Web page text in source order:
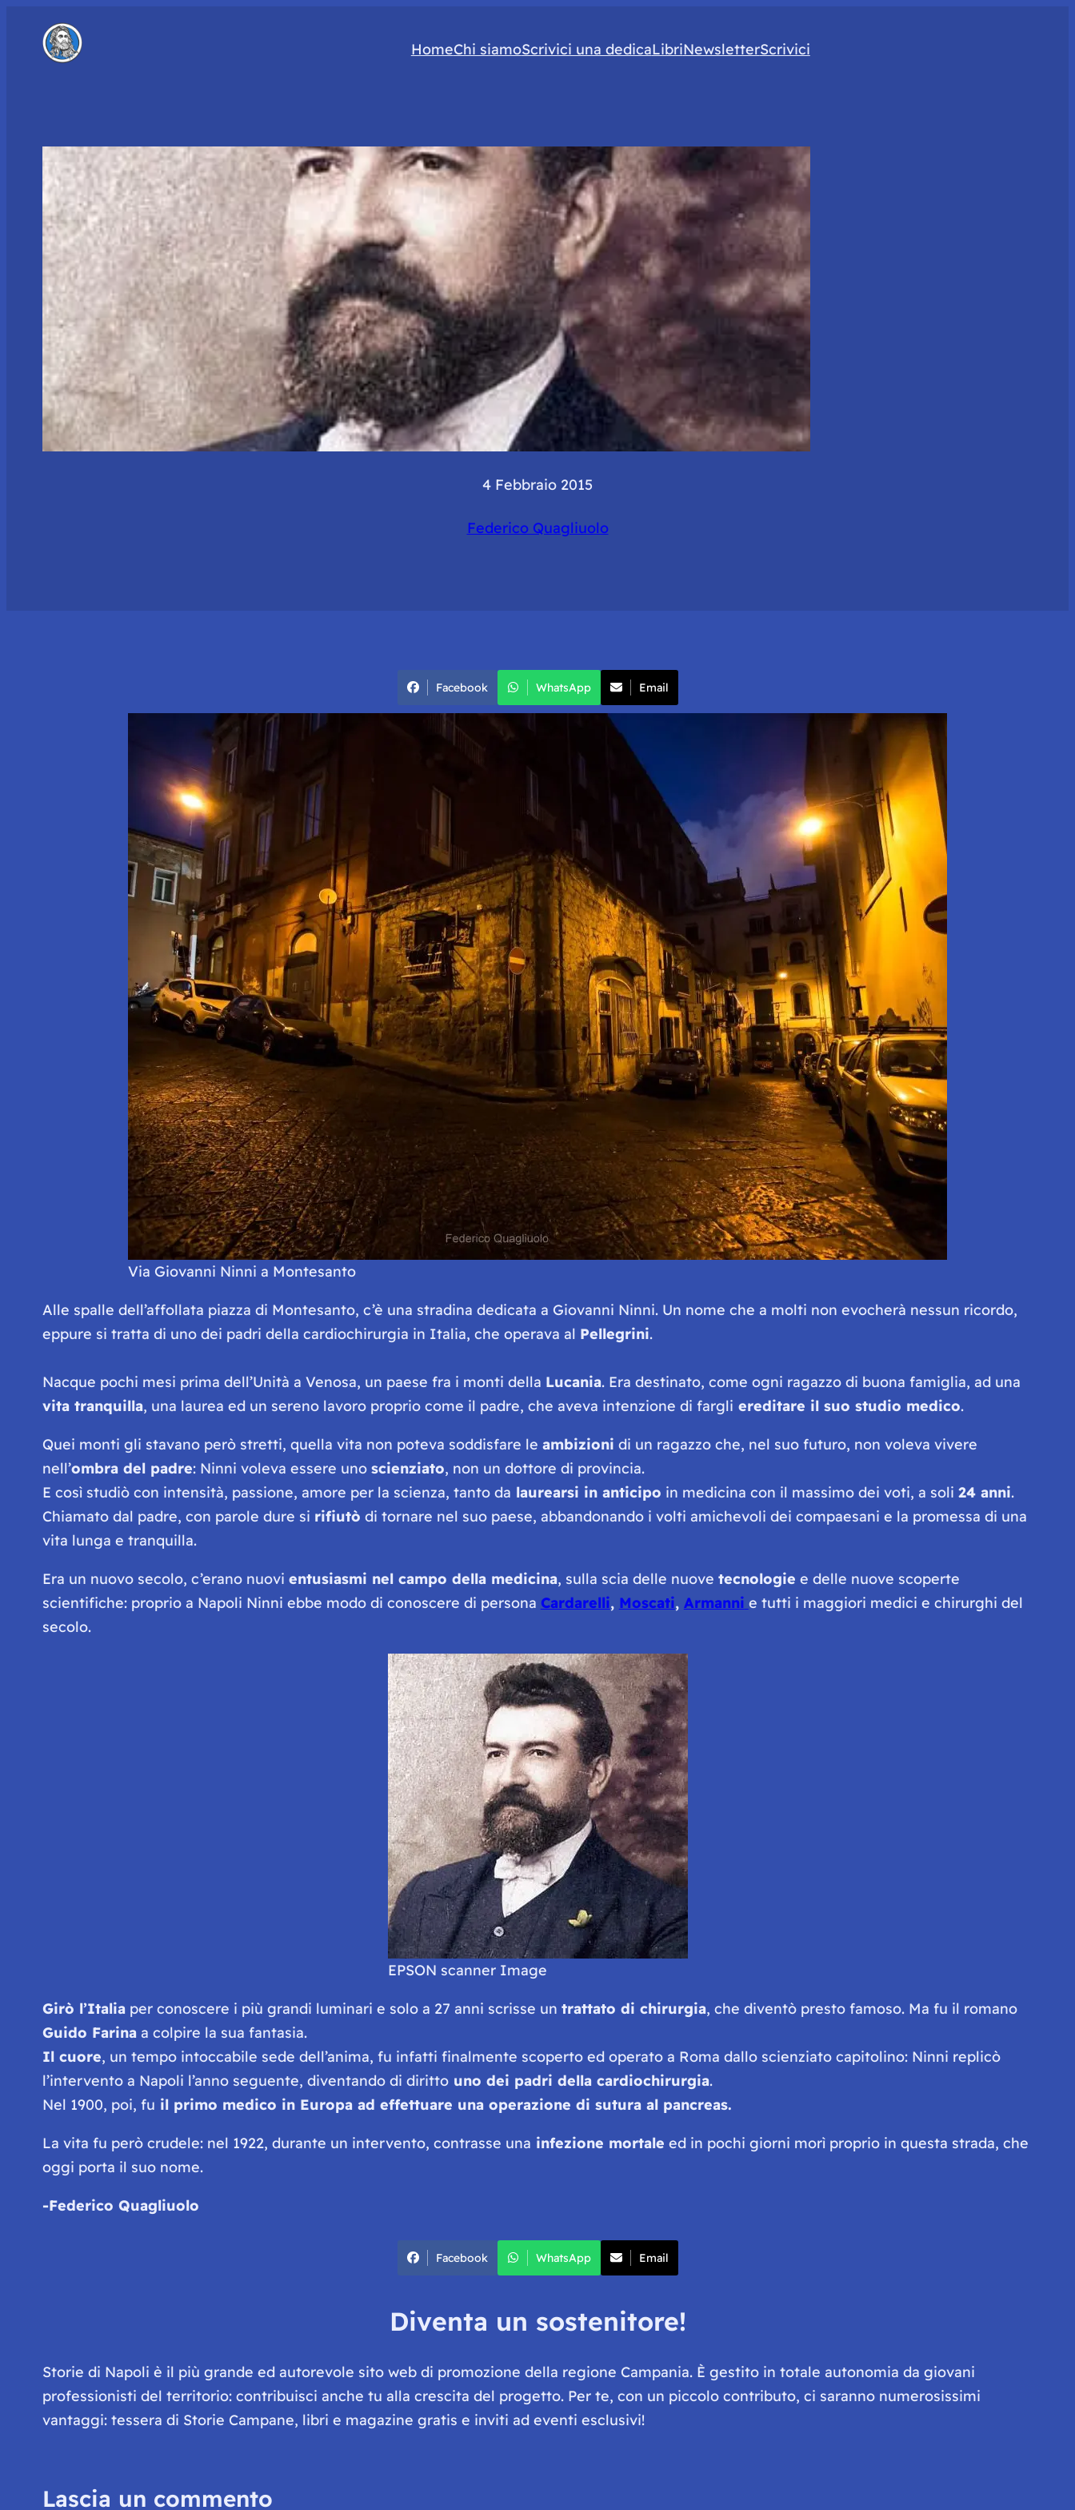
HomeChi siamoScrivici una dedicaLibriNewsletterScrivici
4 Febbraio 2015
Federico Quagliuolo
Facebook WhatsApp Email
Via Giovanni Ninni a Montesanto
Alle spalle dell’affollata piazza di Montesanto, c’è una stradina dedicata a Giovanni Ninni. Un nome che a molti non evocherà nessun ricordo,
eppure si tratta di uno dei padri della cardiochirurgia in Italia, che operava al Pellegrini.
Nacque pochi mesi prima dell’Unità a Venosa, un paese fra i monti della Lucania. Era destinato, come ogni ragazzo di buona famiglia, ad una
vita tranquilla, una laurea ed un sereno lavoro proprio come il padre, che aveva intenzione di fargli ereditare il suo studio medico.
Quei monti gli stavano però stretti, quella vita non poteva soddisfare le ambizioni di un ragazzo che, nel suo futuro, non voleva vivere
nell’ombra del padre: Ninni voleva essere uno scienziato, non un dottore di provincia.
E così studiò con intensità, passione, amore per la scienza, tanto da laurearsi in anticipo in medicina con il massimo dei voti, a soli 24 anni.
Chiamato dal padre, con parole dure si rifiutò di tornare nel suo paese, abbandonando i volti amichevoli dei compaesani e la promessa di una
vita lunga e tranquilla.
Era un nuovo secolo, c’erano nuovi entusiasmi nel campo della medicina, sulla scia delle nuove tecnologie e delle nuove scoperte
scientifiche: proprio a Napoli Ninni ebbe modo di conoscere di persona Cardarelli, Moscati, Armanni e tutti i maggiori medici e chirurghi del
secolo.
EPSON scanner Image
Girò l’Italiaper conoscere i più grandi luminari e solo a 27 anni scrisse un trattato di chirurgia, che diventò presto famoso. Ma fu il romano
Guido Farinaa colpire la sua fantasia.
Il cuore, un tempo intoccabile sede dell’anima, fu infatti finalmente scoperto ed operato a Roma dallo scienziato capitolino: Ninni replicò
l’intervento a Napoli l’anno seguente, diventando di dirittouno dei padri della cardiochirurgia.
Nel 1900, poi, fu il primo medico in Europa ad effettuare una operazione di sutura al pancreas.
La vita fu però crudele: nel 1922, durante un intervento, contrasse una infezione mortale ed in pochi giorni morì proprio in questa strada, che
oggi porta il suo nome.
-Federico Quagliuolo
Facebook WhatsApp Email
Diventa un sostenitore!
Storie di Napoli è il più grande ed autorevole sito web di promozione della regione Campania. È gestito in totale autonomia da giovani
professionisti del territorio: contribuisci anche tu alla crescita del progetto. Per te, con un piccolo contributo, ci saranno numerosissimi
vantaggi: tessera di Storie Campane, libri e magazine gratis e inviti ad eventi esclusivi!
Lascia un commento